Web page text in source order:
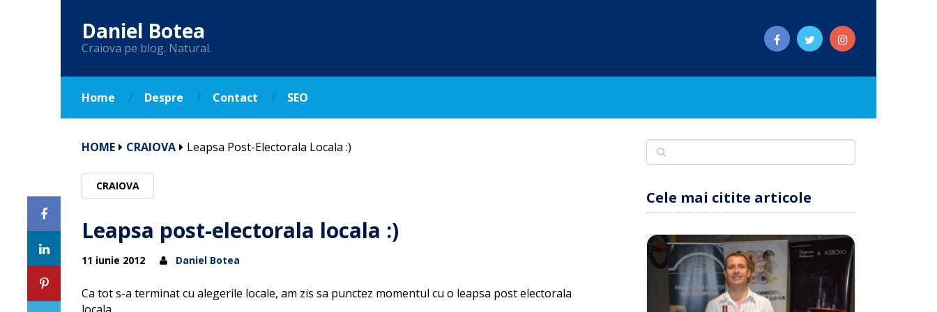
Daniel Botea
Craiova pe blog. Natural.
Home Despre Contact SEO
HOME CRAIOVA Leapsa Post-Electorala Locala :)
CRAIOVA
Leapsa post-electorala locala :)
11 iunie 2012 Daniel Botea
Ca tot s-a terminat cu alegerile locale, am zis sa punctez momentul cu o leapsa post electorala
Cele mai citite articole